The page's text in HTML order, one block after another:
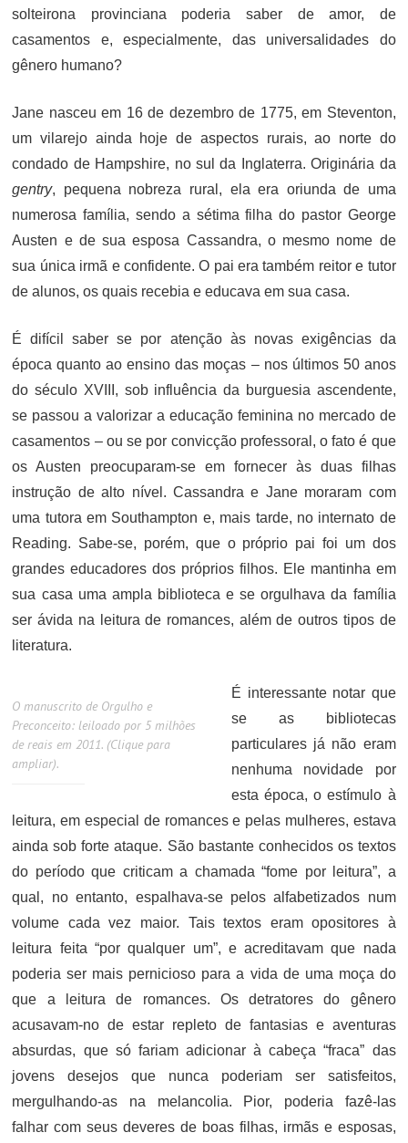
solteirona provinciana poderia saber de amor, de
casamentos e, especialmente, das universalidades do
gênero humano?
Jane nasceu em 16 de dezembro de 1775, em Steventon,
um vilarejo ainda hoje de aspectos rurais, ao norte do
condado de Hampshire, no sul da Inglaterra. Originária da
gentry, pequena nobreza rural, ela era oriunda de uma
numerosa família, sendo a sétima filha do pastor George
Austen e de sua esposa Cassandra, o mesmo nome de
sua única irmã e confidente. O pai era também reitor e tutor
de alunos, os quais recebia e educava em sua casa.
É difícil saber se por atenção às novas exigências da
época quanto ao ensino das moças – nos últimos 50 anos
do século XVIII, sob influência da burguesia ascendente,
se passou a valorizar a educação feminina no mercado de
casamentos – ou se por convicção professoral, o fato é que
os Austen preocuparam-se em fornecer às duas filhas
instrução de alto nível. Cassandra e Jane moraram com
uma tutora em Southampton e, mais tarde, no internato de
Reading. Sabe-se, porém, que o próprio pai foi um dos
grandes educadores dos próprios filhos. Ele mantinha em
sua casa uma ampla biblioteca e se orgulhava da família
ser ávida na leitura de romances, além de outros tipos de
literatura.
O manuscrito de Orgulho e
Preconceito: leiloado por 5 milhões
de reais em 2011. (Clique para
ampliar).
É interessante notar que
se as bibliotecas
particulares já não eram
nenhuma novidade por
esta época, o estímulo à
leitura, em especial de romances e pelas mulheres, estava
ainda sob forte ataque. São bastante conhecidos os textos
do período que criticam a chamada “fome por leitura”, a
qual, no entanto, espalhava-se pelos alfabetizados num
volume cada vez maior. Tais textos eram opositores à
leitura feita “por qualquer um”, e acreditavam que nada
poderia ser mais pernicioso para a vida de uma moça do
que a leitura de romances. Os detratores do gênero
acusavam-no de estar repleto de fantasias e aventuras
absurdas, que só fariam adicionar à cabeça “fraca” das
jovens desejos que nunca poderiam ser satisfeitos,
mergulhando-as na melancolia. Pior, poderia fazê-las
falhar com seus deveres de boas filhas, irmãs e esposas,